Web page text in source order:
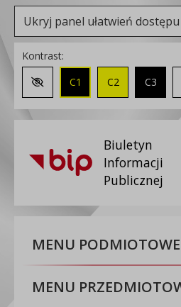
Ukryj panel ułatwień dostępu
Kontrast:
Zmień kontrast na domyślny
C1 C2 C3
Biuletyn
Informacji
Publicznej
MENU PODMIOTOWE
MENU